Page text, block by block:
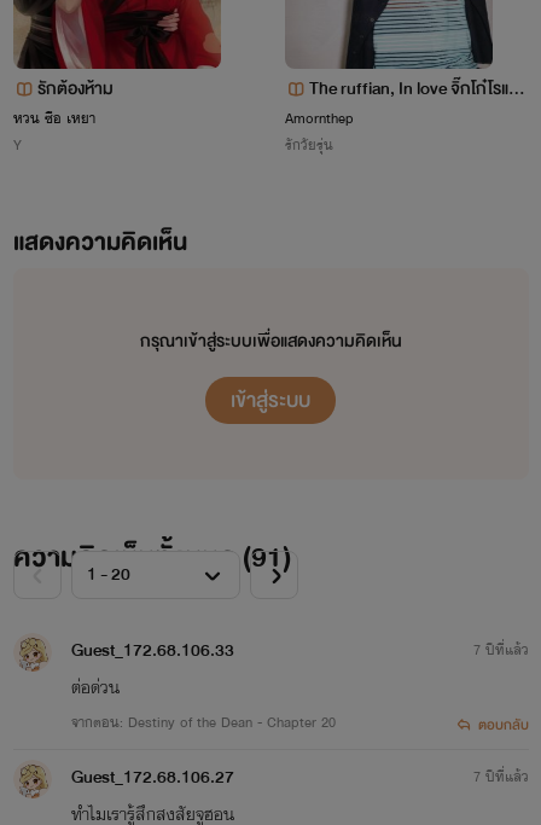
รักต้องห้าม
หวน ซือ เหยา
Y
The ruffian, In love จิ๊กโก๋โรแม
นติก
Amornthep
รักวัยรุ่น
แสดงความคิดเห็น
กรุณาเข้าสู่ระบบเพื่อแสดงความคิดเห็น
เข้าสู่ระบบ
ความคิดเห็นทั้งหมด (91)
Guest_172.68.106.33
ต่อด่วน
จากตอน: Destiny of the Dean - Chapter 20
7 ปีที่แล้ว
ตอบกลับ
Guest_172.68.106.27
ทำไมเรารู้สึกสงสัยจูฮอน
7 ปีที่แล้ว